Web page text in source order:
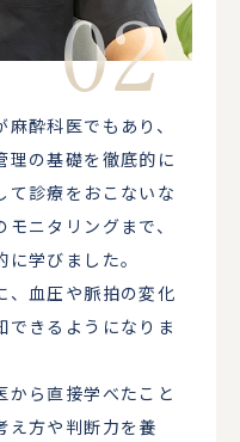
酔科医でもあり、
理の基礎を徹底的に
て診療をおこないな
ニタリングまで、
学びました。
、血圧や脈拍の変化
できるようになりま
から直接学べたこと
え方や判断力を養